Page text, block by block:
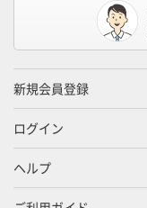
新規会員登録
ログイン
ヘルプ